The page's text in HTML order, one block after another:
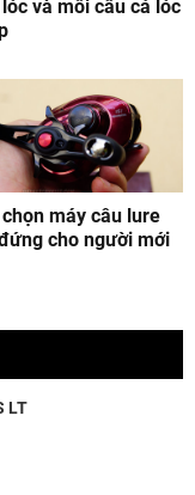
và mồi câu cá lóc
máy câu lure
cho người mới
LT